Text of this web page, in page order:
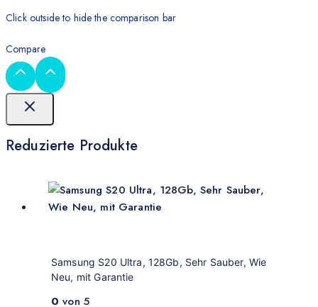
Click outside to hide the comparison bar
Compare
Reduzierte Produkte
Samsung S20 Ultra, 128Gb, Sehr Sauber, Wie
Neu, mit Garantie
0 von 5